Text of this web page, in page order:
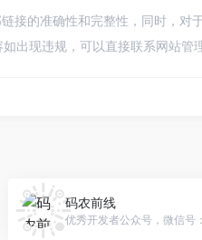
接的准确性和完整性，同时，
出现违规，可以直接联系网站管
码农前线
优秀开发者公众号，微信号